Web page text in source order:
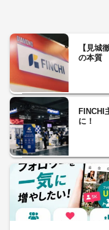
【見城
の本質
FINCHI
に！